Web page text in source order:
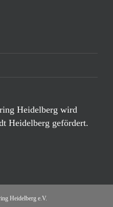
Heidelberg wird
Heidelberg gefördert.
Heidelberg e.V.